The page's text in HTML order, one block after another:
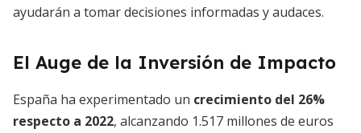
ayudarán a tomar decisiones informadas y audaces.
El Auge de la Inversión de Impacto
España ha experimentado un crecimiento del 26%
respecto a 2022, alcanzando 1.517 millones de euros